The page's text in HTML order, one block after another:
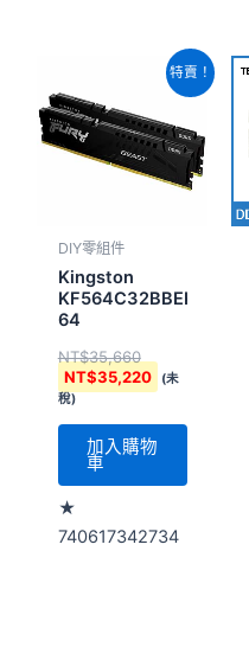
特賣！
DIY零組件
Kingston
KF564C32BBEK2-
64
NT$35,660
格：
NT$35,660。
NT$35,220
目
前
格：
NT$35,220
(未
稅)
加入購物
車
★
740617342734